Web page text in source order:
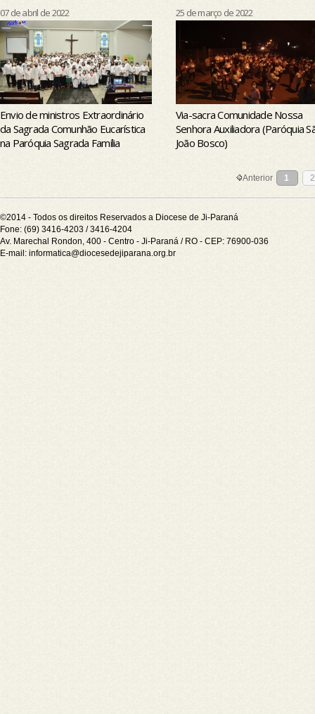
07 de abril de 2022
Envio de ministros Extraordinário
da Sagrada Comunhão Eucarística
na Paróquia Sagrada Família
25 de março de 2022
Via-sacra Comunidade Nossa
Senhora Auxiliadora (Paróquia
João Bosco)
Anterior 1
©2014 - Todos os direitos Reservados a Diocese de Ji-Paraná
Fone: (69) 3416-4203 / 3416-4204
Av. Marechal Rondon, 400 - Centro - Ji-Paraná / RO - CEP: 76900-036
E-mail: informatica@diocesedejiparana.org.br